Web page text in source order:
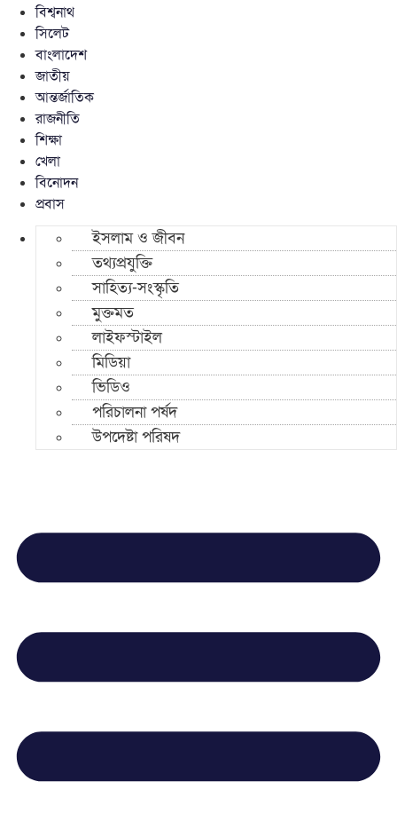
বিশ্বনাথ
সিলেট
বাংলাদেশ
জাতীয়
আন্তর্জাতিক
রাজনীতি
শিক্ষা
খেলা
বিনোদন
প্রবাস
ইসলাম ও জীবন
তথ্যপ্রযুক্তি
সাহিত্য-সংস্কৃতি
মুক্তমত
লাইফস্টাইল
মিডিয়া
ভিডিও
পরিচালনা পর্ষদ
উপদেষ্টা পরিষদ